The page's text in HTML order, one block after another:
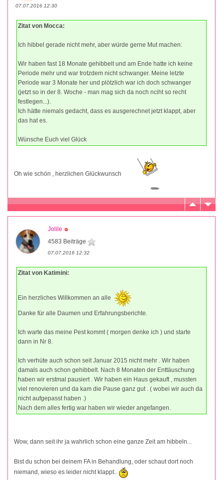
07.07.2016 12:30
Zitat von Mocca:
Ich hibbel gerade nicht mehr, aber würde gerne Mut machen:
Wir haben fast 18 Monate gehibbelt und am Ende hatte ich keine
Periode mehr und war trotzdem nicht schwanger. Meine letzte
Periode war 3 Monate her und plötzlich war ich doch schwanger
(jetzt so in der 8. Woche - man mag sich da noch nciht so recht
festlegen...).
Ich hätte niemals gedacht, dass es ausgerechnet jetzt klappt, aber
das hat es.
Wünsche Euch viel Glück
Oh wie schön , herzlichen Glückwunsch
Jolile
4583 Beiträge
07.07.2016 12:32
Zitat von Katimini:
Ein herzliches Willkommen an alle
Danke für alle Daumen und Erfahrungsberichte.
Ich warte das meine Pest kommt ( morgen denke ich ) und starte
dann in Nr 8.
Ich verhüte auch schon seit Januar 2015 nicht mehr . Wir haben
damals auch schon gehibbelt. Nach 8 Monaten der Enttäuschung
haben wir erstmal pausiert . Wir haben ein Haus gekauft , mussten
viel renovieren und da kam die Pause ganz gut . ( wobei wir auch da
nicht aufgepasst haben .)
Nach dem alles fertig war haben wir wieder angefangen.
Wow, dann seit ihr ja wahrlich schon eine ganze Zeit am hibbeln...
Bist du schon bei deinem FA in Behandlung, oder schaut dort noch
niemand, wieso es leider nicht klappt..